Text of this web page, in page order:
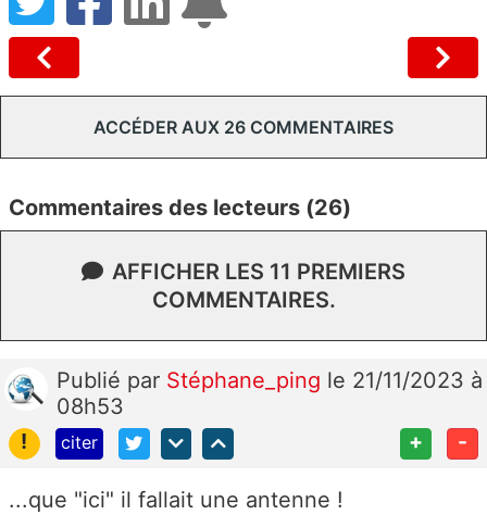
ACCÉDER AUX 26 COMMENTAIRES
Commentaires des lecteurs (26)
AFFICHER LES 11 PREMIERS
COMMENTAIRES.
Publié par Stéphane_ping le 21/11/2023 à
08h53
!
citer + -
...que "ici" il fallait une antenne !